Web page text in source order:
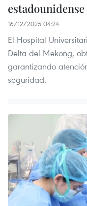
estadounidense
16/12/2025 04:24
El Hospital
Delta del Mekong,
garantizando
seguridad.